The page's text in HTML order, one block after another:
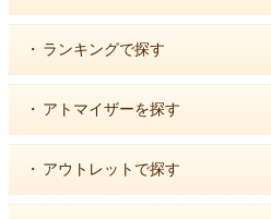
・ ランキングで探す
・ アトマイザーを探す
・ アウトレットで探す